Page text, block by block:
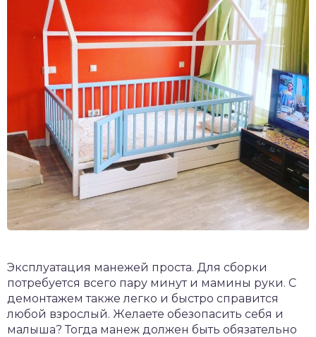
Эксплуатация манежей проста. Для сборки
потребуется всего пару минут и мамины руки. С
демонтажем также легко и быстро справится
любой взрослый. Желаете обезопасить себя и
малыша? Тогда манеж должен быть обязательно